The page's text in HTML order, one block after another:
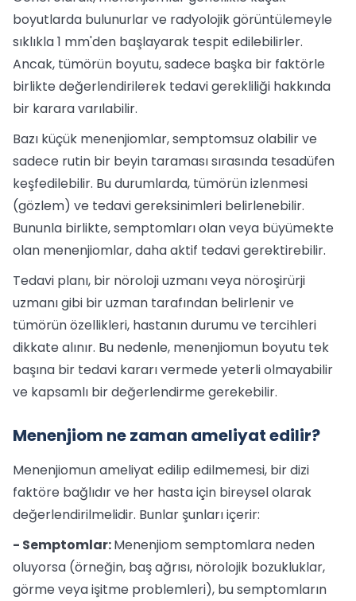
boyutlarda bulunurlar ve radyolojik görüntülemeyle
sıklıkla 1 mm'den başlayarak tespit edilebilirler.
Ancak, tümörün boyutu, sadece başka bir faktörle
birlikte değerlendirilerek tedavi gerekliliği hakkında
bir karara varılabilir.
Bazı küçük menenjiomlar, semptomsuz olabilir ve
sadece rutin bir beyin taraması sırasında tesadüfen
keşfedilebilir. Bu durumlarda, tümörün izlenmesi
(gözlem) ve tedavi gereksinimleri belirlenebilir.
Bununla birlikte, semptomları olan veya büyümekte
olan menenjiomlar, daha aktif tedavi gerektirebilir.
Tedavi planı, bir nöroloji uzmanı veya nöroşirürji
uzmanı gibi bir uzman tarafından belirlenir ve
tümörün özellikleri, hastanın durumu ve tercihleri
dikkate alınır. Bu nedenle, menenjiomun boyutu tek
başına bir tedavi kararı vermede yeterli olmayabilir
ve kapsamlı bir değerlendirme gerekebilir.
Menenjiom ne zaman ameliyat edilir?
Menenjiomun ameliyat edilip edilmemesi, bir dizi
faktöre bağlıdır ve her hasta için bireysel olarak
değerlendirilmelidir. Bunlar şunları içerir:
- Semptomlar:Menenjiom semptomlara neden
oluyorsa (örneğin, baş ağrısı, nörolojik bozukluklar,
görme veya işitme problemleri), bu semptomların